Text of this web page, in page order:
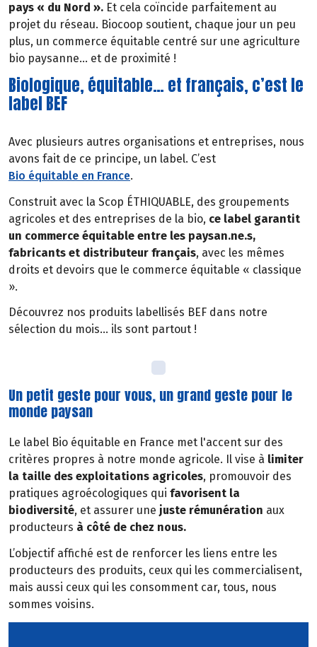
pays « du Nord ». Et cela coïncide parfaitement au
projet du réseau. Biocoop soutient, chaque jour un peu
plus, un commerce équitable centré sur une agriculture
bio paysanne… et de proximité !
Biologique, équitable… et français, c’est le
label BEF
Avec plusieurs autres organisations et entreprises, nous
avons fait de ce principe, un label. C’est
Bio équitable en France.
Construit avec la Scop ÉTHIQUABLE, des groupements
agricoles et des entreprises de la bio, ce label garantit
un commerce équitable entre les paysan.ne.s,
fabricants et distributeur français, avec les mêmes
droits et devoirs que le commerce équitable « classique
».
Découvrez nos produits labellisés BEF dans notre
sélection du mois… ils sont partout !
Un petit geste pour vous, un grand geste pour le
monde paysan
Le label Bio équitable en France met l'accent sur des
critères propres à notre monde agricole. Il vise à limiter
la taille des exploitations agricoles, promouvoir des
pratiques agroécologiques qui favorisent la
biodiversité, et assurer une juste rémunération aux
producteurs à côté de chez nous.
L’objectif affiché est de renforcer les liens entre les
producteurs des produits, ceux qui les commercialisent,
mais aussi ceux qui les consomment car, tous, nous
sommes voisins.